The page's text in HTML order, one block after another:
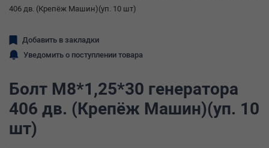
406 дв. (Крепёж Машин)(уп. 10 шт)
Добавить в закладки
Уведомить о поступлении товара
Болт М8*1,25*30 генератора
406 дв. (Крепёж Машин)(уп. 10
шт)